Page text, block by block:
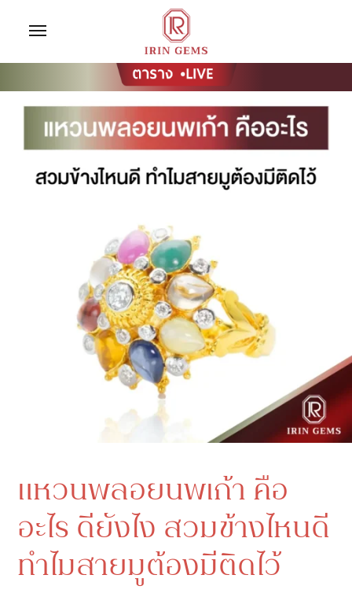
แหวนพลอยนพเก้า คือ
อะไร ดียังไง สวมข้างไหนดี
ทำไมสายมูต้องมีติดไว้